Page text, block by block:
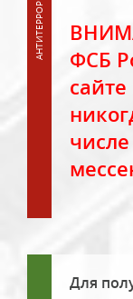
ФСБ
Для